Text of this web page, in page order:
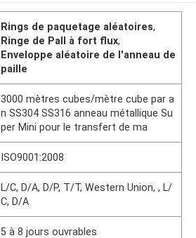
Rings de paquetage aléatoires,
Ringe de Pall à fort flux,
Enveloppe aléatoire de l'anneau de
paille
3000 mètres cubes/mètre cube par a
n SS304 SS316 anneau métallique Su
per Mini pour le transfert de ma
ISO9001:2008
L/C, D/A, D/P, T/T, Western Union, , L/
C, D/A
5 à 8 jours ouvrables